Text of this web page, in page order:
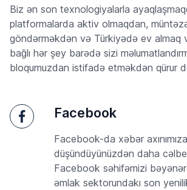
Biz ən son texnologiyalarla
platformalarda aktiv olmaqdan,
göndərməkdən və Türkiyədə ev almaq
bağlı hər şey barədə sizi
bloqumuzdan istifadə etməkdən qürur
Facebook
Facebook-da xəbər
düşündüyünüzdən daha
Facebook səhifəmizi
əmlak sektorundakı son